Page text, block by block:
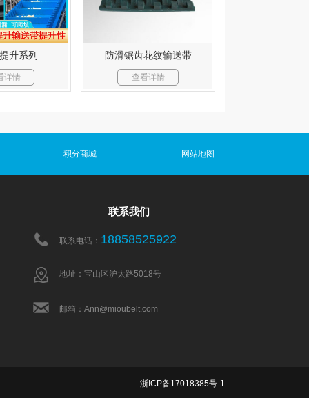
升系列
详情
防滑锯齿花纹输送带
查看详情
积分商城 网站地图
联系我们
联系电话： 18858525922
地址：宝山区沪太路5018号
邮箱：Ann@mioubelt.com
浙ICP备17018385号-1